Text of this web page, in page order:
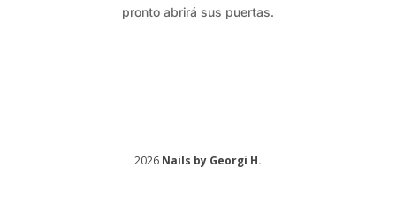
pronto abrirá sus puertas.
2026 Nails by Georgi H.